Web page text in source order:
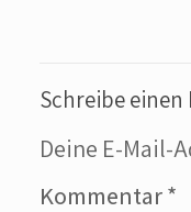
Schreibe
Deine E-Mail-
Kommentar*